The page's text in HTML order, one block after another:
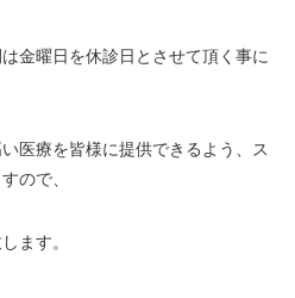
金曜日を休診日とさせて頂く事に
医療を皆様に提供できるよう、ス
ので、
ます。